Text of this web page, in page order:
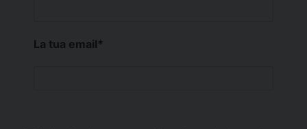
La tua email*